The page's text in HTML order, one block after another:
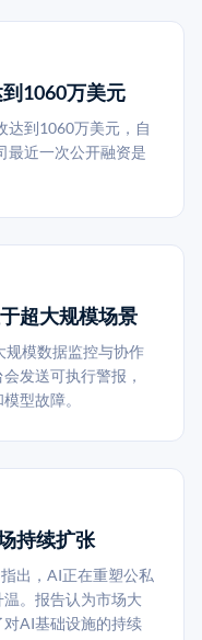
1060万美元
达到1060万美元，自
最近一次公开融资是
超大规模场景
规模数据监控与协作
发送可执行警报，
型故障。
持续扩张
出，AI正在重塑公私
。报告认为市场大
AI基础设施的持续